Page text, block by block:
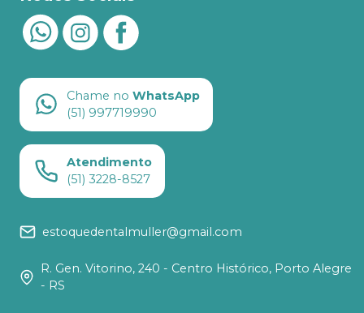
Chame no WhatsApp
(51) 997719990
Atendimento
(51) 3228-8527
estoquedentalmuller@gmail.com
R. Gen. Vitorino, 240 - Centro Histórico, Porto Alegre
- RS